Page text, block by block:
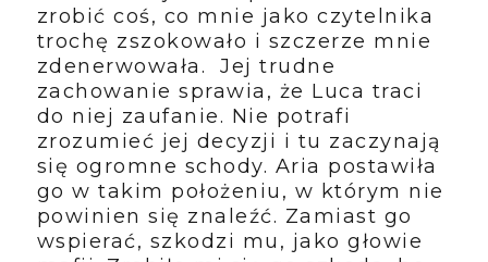
zrobić coś, co mnie jako czytelnika
trochę zszokowało i szczerze mnie
zdenerwowała. Jej trudne
zachowanie sprawia, że Luca traci
do niej zaufanie. Nie potrafi
zrozumieć jej decyzji i tu zaczynają
się ogromne schody. Aria postawiła
go w takim położeniu, w którym nie
powinien się znaleźć. Zamiast go
wspierać, szkodzi mu, jako głowie